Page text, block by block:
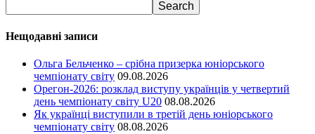
Нещодавні записи
Ольга Бельченко – срібна призерка юніорського
чемпіонату світу 09.08.2026
Орегон-2026: розклад виступу українців у четвертий
день чемпіонату світу U20 08.08.2026
Як українці виступили в третій день юніорського
чемпіонату світу 08.08.2026